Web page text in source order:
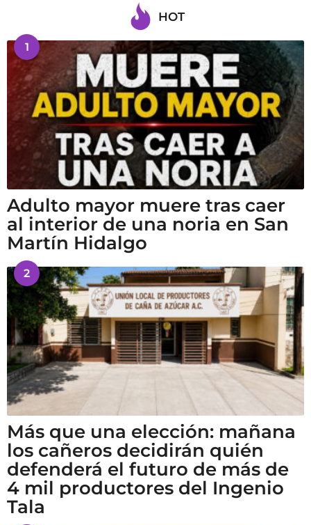
HOT
1
Adulto mayor muere tras caer
al interior de una noria en San
Martín Hidalgo
2
Más que una elección: mañana
los cañeros decidirán quién
defenderá el futuro de más de
4 mil productores del Ingenio
Tala